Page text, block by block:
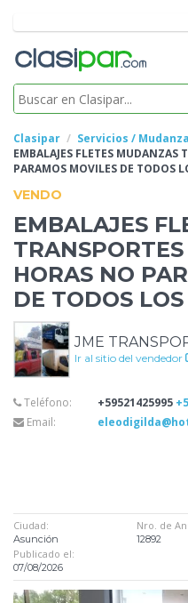
Clasipar
Servicios /
EMBALAJES FLETES MUDANZAS
PARAMOS MOVILES DE TODOS
VENDO
EMBALAJES
HORAS NO
DE TODOS
JME
Ir al sitio del vendedor
Teléfono: +59521425995
Email:
Ciudad:
Asunción
Nro. de
12892
Publicado el:
07/08/2026